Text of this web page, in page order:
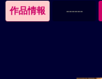
作品情報 ------